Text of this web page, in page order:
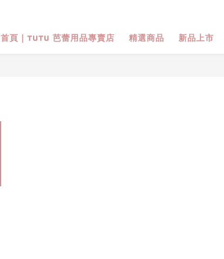
首頁｜TUTU 芭蕾用品專賣店 精選商品 新品上市